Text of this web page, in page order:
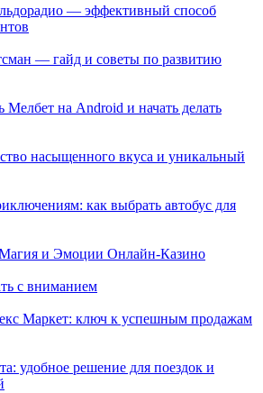
— эффективный способ
— гайд и советы по развитию
Мелбет на Android и начать делать
насыщенного вкуса и уникальный
как выбрать автобус для
и Эмоции Онлайн-Казино
с вниманием
Маркет: ключ к успешным продажам
удобное решение для поездок и